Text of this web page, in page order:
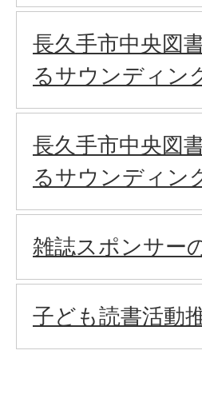
長久手市中央図
るサウンディン
長久手市中央図
るサウンディン
雑誌スポンサー
子ども読書活動